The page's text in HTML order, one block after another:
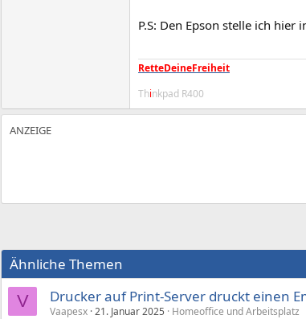
P.S: Den Epson stelle ich
RetteDeineFreiheit
Thinkpad R400
Ähnliche Themen
V Drucker auf Print-Server druckt einen
Vaapesx 21. Januar 2025 Homeoffice und Arbeitsplatz